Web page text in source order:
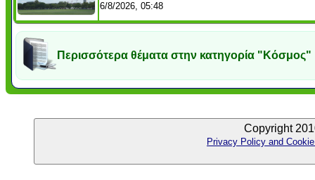
6/8/2026, 05:48
Περισσότερα θέματα στην κατηγορία "Κόσμος"
Copyright
Privacy Policy and